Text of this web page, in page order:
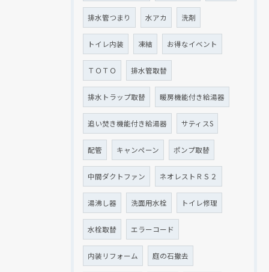
排水管つまり 水アカ 洗剤
トイレ内装 凍結 お得なイベント
ＴＯＴＯ 排水管取替
排水トラップ取替 暖房機能付き給湯器
追い焚き機能付き給湯器 サティスS
配管 キャンペーン ポンプ取替
中間ダクトファン ネオレストＲＳ２
湯沸し器 洗面用水栓 トイレ修理
水栓取替 エラーコード
内装リフォーム 庭の石撤去